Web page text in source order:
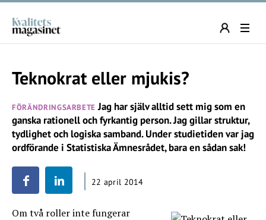
Teknokrat eller mjukis?
FÖRÄNDRINGSARBETE Jag har själv alltid sett mig som en
ganska rationell och fyrkantig person. Jag gillar struktur,
tydlighet och logiska samband. Under studietiden var jag
ordförande i Statistiska Ämnesrådet, bara en sådan sak!
22 april 2014
Om två roller inte fungerar